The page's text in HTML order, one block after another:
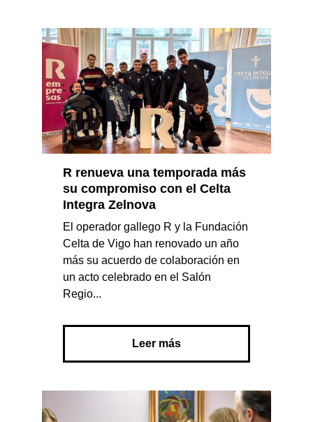
R renueva una temporada más
su compromiso con el Celta
Integra Zelnova
El operador gallego R y la Fundación
Celta de Vigo han renovado un año
más su acuerdo de colaboración en
un acto celebrado en el Salón
Regio...
Leer más